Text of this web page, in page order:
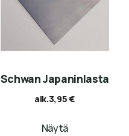
Schwan Japaninlasta
alk.3,95€
Näytä